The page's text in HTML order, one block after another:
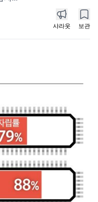
샤라웃 보관